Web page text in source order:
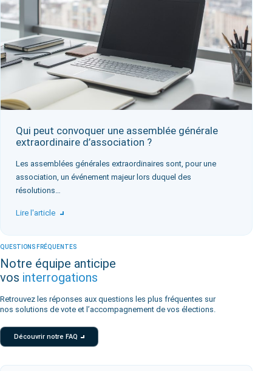
Qui peut convoquer une assemblée générale
extraordinaire d’association ?
Les assemblées générales extraordinaires sont, pour une
association, un événement majeur lors duquel des
résolutions…
Lire l'article
QUESTIONS FRÉQUENTES
Notre équipe anticipe
vos interrogations
Retrouvez les réponses aux questions les plus fréquentes sur
nos solutions de vote et l’accompagnement de vos élections.
Découvrir notre FAQ